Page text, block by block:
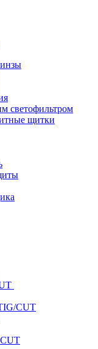
светофильтром
щитки
CUT